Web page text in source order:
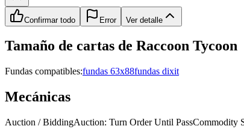
Confirmar todo Error Ver detalle
Tamaño de cartas de Raccoon Tycoon
Fundas compatibles:fundas 63x88fundas dixit
Mecánicas
Auction / BiddingAuction: Turn Order Until PassCommodity